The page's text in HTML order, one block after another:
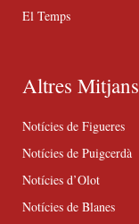
El Temps
Altres Mitjans
Notícies de Figueres
Notícies de Puigcerdà
Notícies d’Olot
Notícies de Blanes